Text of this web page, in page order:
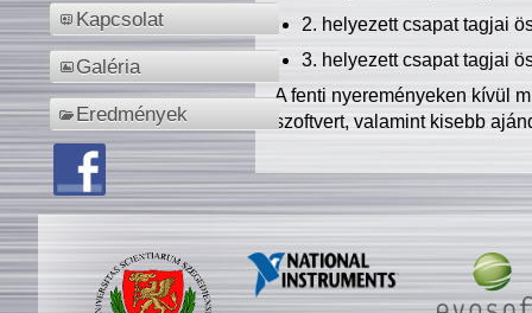
Kapcsolat
Galéria
Eredmények
2. helyezett csapat tagjai
3. helyezett csapat tagjai
A fenti nyereményeken kívül
szoftvert, valamint kisebb